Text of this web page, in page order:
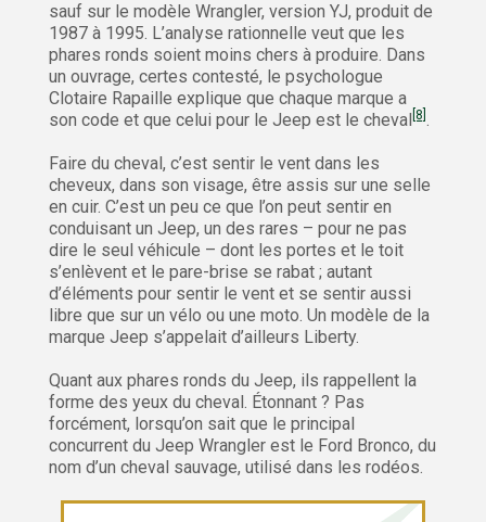
sauf sur le modèle Wrangler, version YJ, produit de
1987 à 1995. L’analyse rationnelle veut que les
phares ronds soient moins chers à produire. Dans
un ouvrage, certes contesté, le psychologue
Clotaire Rapaille explique que chaque marque a
son code et que celui pour le Jeep est le cheval [8] .
Faire du cheval, c’est sentir le vent dans les
cheveux, dans son visage, être assis sur une selle
en cuir. C’est un peu ce que l’on peut sentir en
conduisant un Jeep, un des rares – pour ne pas
dire le seul véhicule – dont les portes et le toit
s’enlèvent et le pare-brise se rabat ; autant
d’éléments pour sentir le vent et se sentir aussi
libre que sur un vélo ou une moto. Un modèle de la
marque Jeep s’appelait d’ailleurs Liberty.
Quant aux phares ronds du Jeep, ils rappellent la
forme des yeux du cheval. Étonnant ? Pas
forcément, lorsqu’on sait que le principal
concurrent du Jeep Wrangler est le Ford Bronco, du
nom d’un cheval sauvage, utilisé dans les rodéos.